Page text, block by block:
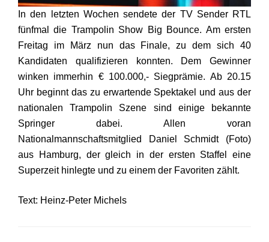
In den letzten Wochen sendete der TV Sender RTL
fünfmal die Trampolin Show Big Bounce. Am ersten
Freitag im März nun das Finale, zu dem sich 40
Kandidaten qualifizieren konnten. Dem Gewinner
winken immerhin € 100.000,- Siegprämie. Ab 20.15
Uhr beginnt das zu erwartende Spektakel und aus der
nationalen Trampolin Szene sind einige bekannte
Springer dabei. Allen voran
Nationalmannschaftsmitglied Daniel Schmidt (Foto)
aus Hamburg, der gleich in der ersten Staffel eine
Superzeit hinlegte und zu einem der Favoriten zählt.
Text: Heinz-Peter Michels